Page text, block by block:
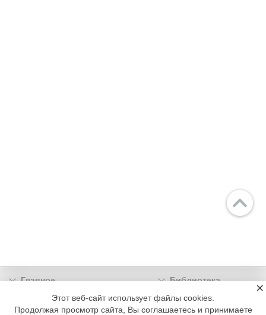
Главное
Библиотека
Подписка
Реклама
Этот веб-сайт использует файлы cookies.
Продолжая просмотр сайта, Вы соглашаетесь и принимаете
×